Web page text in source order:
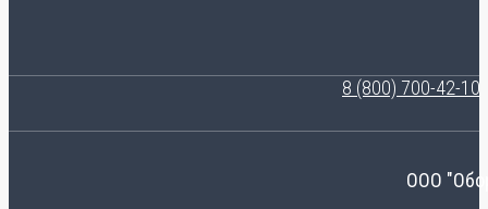
8 (800) 700-42-10
ООО